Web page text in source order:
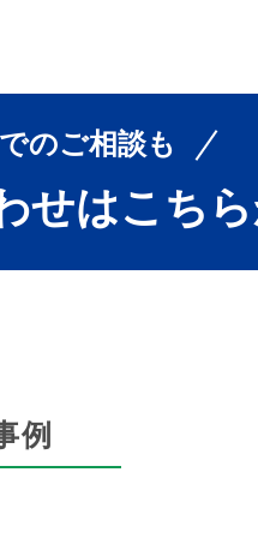
のご相談も
せはこち
例